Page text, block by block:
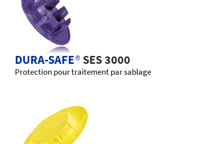
DURA-SAFE®SES 3000
Protection pour traitement par sablage